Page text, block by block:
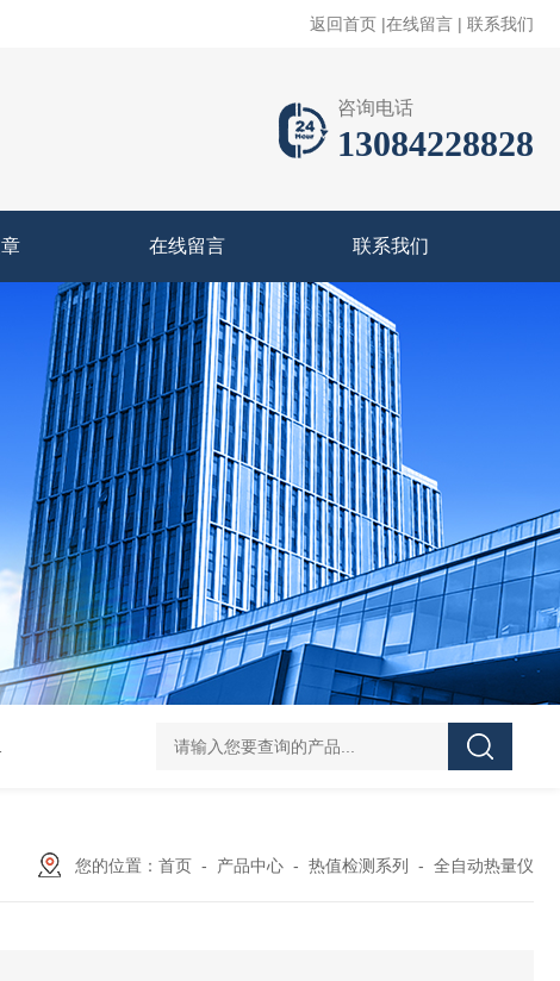
返回首页 |在线留言 | 联系我们
咨询电话
13084228828
在线留言 联系我们
微机多样测硫仪矿石生物燃料硫含量检测仪 SJTLY-2000高频红外碳硫仪
您的位置： 首页 - 产品中心 - 热值检测系列 - 全自动热量仪